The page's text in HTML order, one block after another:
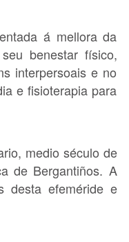
á mellora da
benestar físico,
interpersoais e no
e fisioterapia para
medio século de
de Bergantiños. A
desta efeméride e